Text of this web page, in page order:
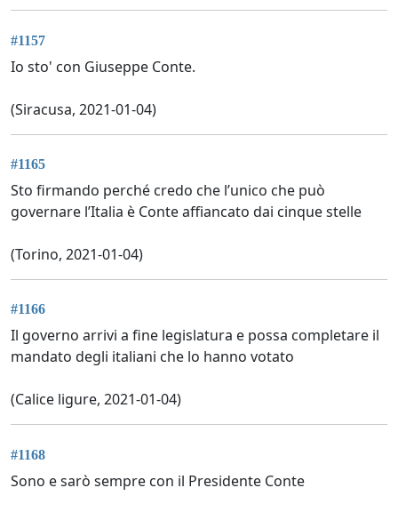
#1157
Io sto' con Giuseppe Conte.
(Siracusa, 2021-01-04)
#1165
Sto firmando perché credo che l’unico che può
governare l’Italia è Conte affiancato dai cinque stelle
(Torino, 2021-01-04)
#1166
Il governo arrivi a fine legislatura e possa completare il
mandato degli italiani che lo hanno votato
(Calice ligure, 2021-01-04)
#1168
Sono e sarò sempre con il Presidente Conte